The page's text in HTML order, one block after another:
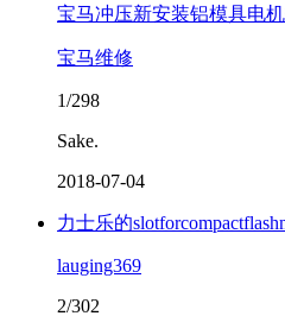
宝马冲压新安装铝模具电
宝马维修
1/298
Sake.
2018-07-04
力士乐的
lauging369
2/302